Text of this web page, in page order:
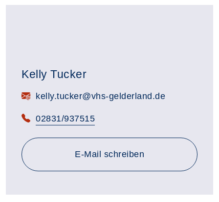
Kelly Tucker
E-Mail:kelly.tucker@vhs-gelderland.de
Telefon:
02831/937515
E-Mail schreiben